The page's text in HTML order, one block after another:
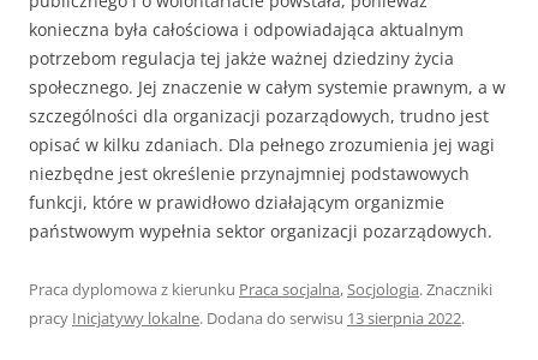
konieczna była całościowa i odpowiadająca aktualnym
potrzebom regulacja tej jakże ważnej dziedziny życia
społeczne­go. Jej znaczenie w całym systemie prawnym, a w
szczególności dla orga­nizacji pozarządowych, trudno jest
opisać w kilku zdaniach. Dla pełnego zrozumienia jej wagi
niezbędne jest określenie przynajmniej podstawowych
funkcji, które w prawidłowo działającym organizmie
państwowym wypeł­nia sektor organizacji pozarządowych.
Praca dyplomowa z kierunku Praca socjalna,Socjologia. Znaczniki
pracy Inicjatywy lokalne. Dodana do serwisu 13 sierpnia 2022.